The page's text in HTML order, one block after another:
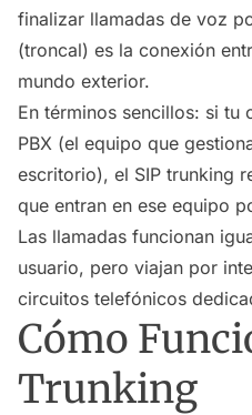
finalizar llamadas de voz
(troncal) es la conexión
mundo exterior.
En términos sencillos: si tu
PBX (el equipo que
escritorio), el SIP trunking
que entran en ese equipo
Las llamadas funcionan
usuario, pero viajan por
circuitos telefónicos
Cómo
Trunking